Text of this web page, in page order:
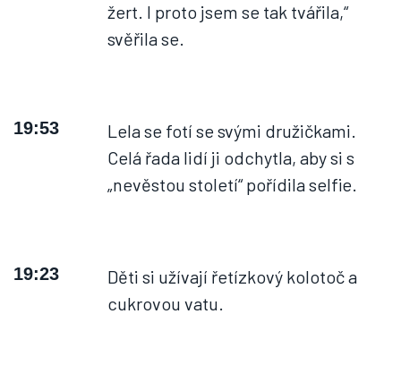
žert. I proto jsem se tak tvářila,“
svěřila se.
19:53
Lela se fotí se svými družičkami.
Celá řada lidí ji odchytla, aby si s
„nevěstou století“ pořídila selfie.
19:23
Děti si užívají řetízkový kolotoč a
cukrovou vatu.